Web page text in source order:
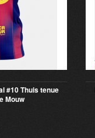
#10 Thuis tenue
Mouw